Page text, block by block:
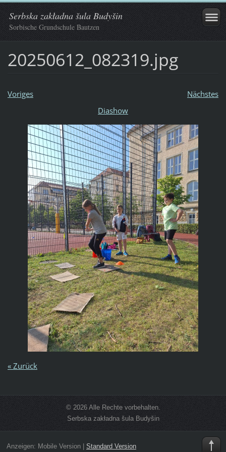
Serbska zakładna šula Budyšin
Sorbische Grundschule Bautzen
20250612_082319.jpg
Voriges
Nächstes
Diashow
« Zurück
© 2026 Alle Rechte vorbehalten.
Serbska zakładna šula Budyšin
Anzeigen: Mobile Version| Standard Version